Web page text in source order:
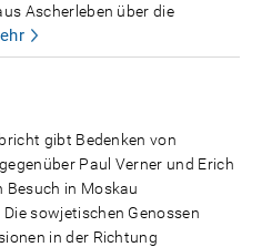
Ascherleben über die
gibt Bedenken von
Paul Verner und Erich
Besuch in Moskau
sowjetischen Genossen
in der Richtung